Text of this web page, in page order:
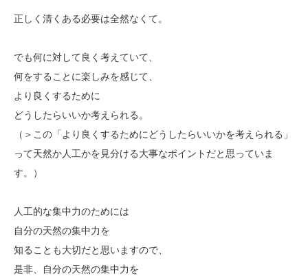
正しく清くある必要は全然なくて。
でも何に対して良く考えていて、
何をすることに楽しみを感じて、
より良くするために
どうしたらいいか考えられる。
（＞この「より良くするためにどうしたらいいかを考えられる」
って天然か人工かを見分ける大事なポイントだと思っていま
す。）
人工的な集中力のためには
自分の天然の集中力を
知ることも大切だと思いますので、
是非、自分の天然の集中力を